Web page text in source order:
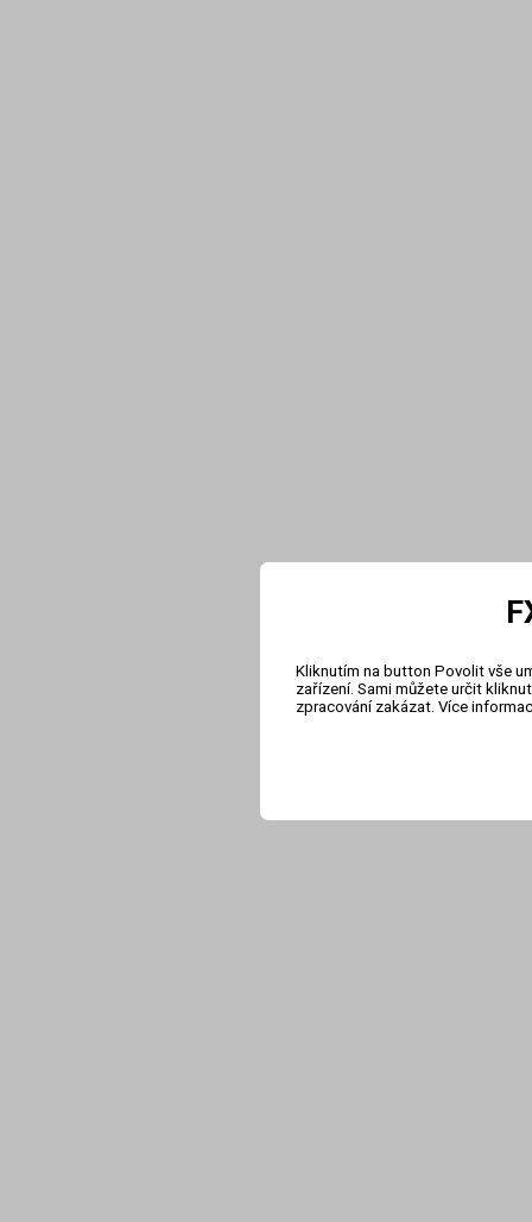
Kliknutím na button Povolit vše
zařízení. Sami můžete určit
zpracování zakázat. Více